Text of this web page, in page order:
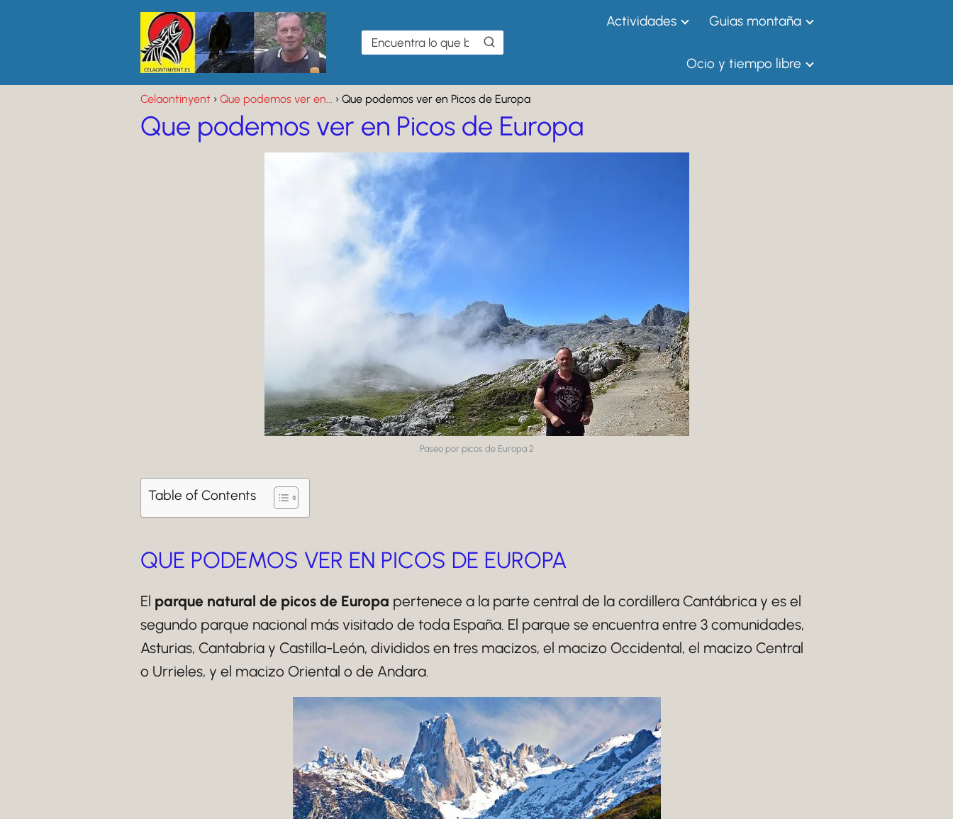
Actividades Guias montaña
Ocio y tiempo libre
Celaontinyent Que podemos ver en... Que podemos ver en Picos de Europa
Que podemos ver en Picos de Europa
Paseo por picos de Europa 2
Table of Contents
QUE PODEMOS VER EN PICOS DE EUROPA
El parque natural de picos de Europa pertenece a la parte central de la cordillera Cantábrica y es el
segundo parque nacional más visitado de toda España. El parque se encuentra entre 3 comunidades,
Asturias, Cantabria y Castilla-León, divididos en tres macizos, el macizo Occidental, el macizo Central
o Urrieles, y el macizo Oriental o de Andara.